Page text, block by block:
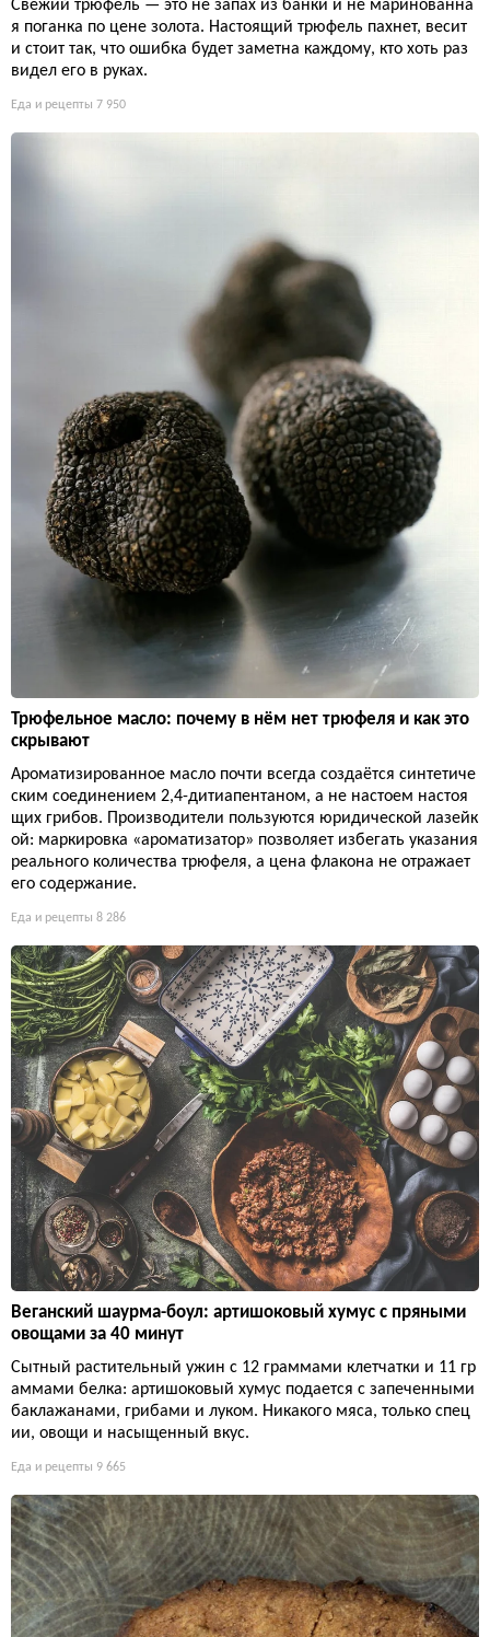
Свежий трюфель — это не запах из банки и не маринованна
я поганка по цене золота. Настоящий трюфель пахнет, весит
и стоит так, что ошибка будет заметна каждому, кто хоть раз
видел его в руках.
Еда и рецепты 7 950
Трюфельное масло: почему в нём нет трюфеля и как это
скрывают
Ароматизированное масло почти всегда создаётся синтетиче
ским соединением 2,4-дитиапентаном, а не настоем настоя
щих грибов. Производители пользуются юридической лазейк
ой: маркировка «ароматизатор» позволяет избегать указания
реального количества трюфеля, а цена флакона не отражает
его содержание.
Еда и рецепты 8 286
Веганский шаурма-боул: артишоковый хумус с пряными
овощами за 40 минут
Сытный растительный ужин с 12 граммами клетчатки и 11 гр
аммами белка: артишоковый хумус подается с запеченными
баклажанами, грибами и луком. Никакого мяса, только спец
ии, овощи и насыщенный вкус.
Еда и рецепты 9 665